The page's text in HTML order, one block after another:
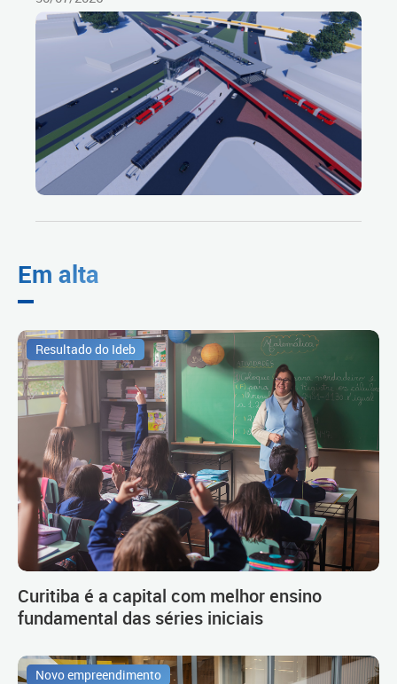
Em alta
Resultado do Ideb
Curitiba é a capital com melhor ensino
fundamental das séries iniciais
Novo empreendimento